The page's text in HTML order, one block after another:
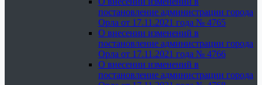
постановление администрации города
Орла от 17.11.2021 года № 4765
О внесении изменений в
постановление администрации города
Орла от 17.11.2021 года № 4766
О внесении изменений в
постановление администрации города